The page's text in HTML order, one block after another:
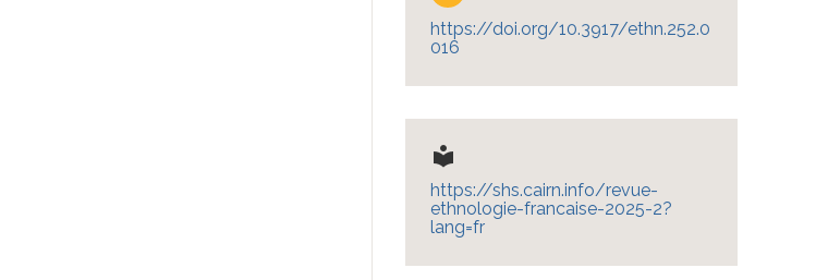
https://doi.org/10.3917/ethn.252.0
016
local_library
https://shs.cairn.info/revue-
ethnologie-francaise-2025-2?
lang=fr